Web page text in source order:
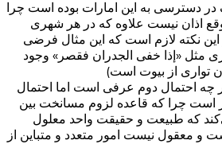
در دسترسی به این امارات بوده است چرا
اذان نیست علاوه که در هر شهری
این نکته لازم است که این مثال فرضی
مثل «إذا خفی الجدران فقصر» وجود
تواری از بیوت است)
چه احتمال دوم عرفی است اما احتمال
است چرا که قاعده لزوم مسانخت بین
که طبیعت و حقیقت واحد معلول
و معقول نیست امور متعدد و متباین از